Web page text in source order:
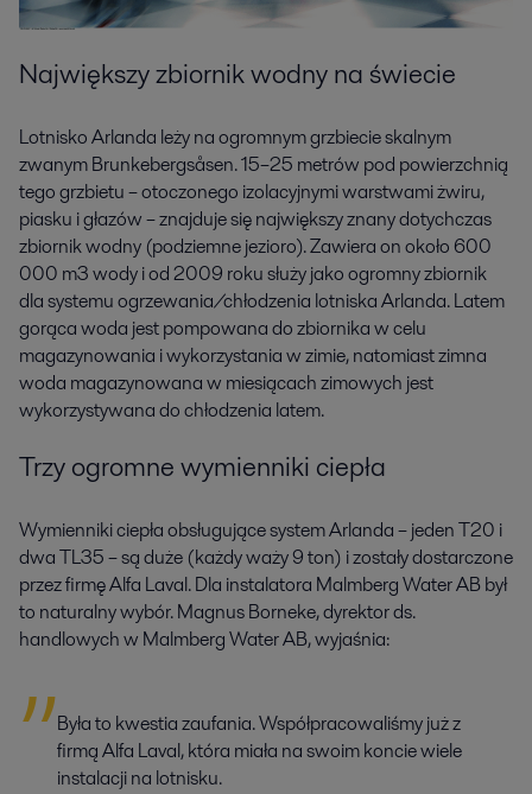
Największy zbiornik wodny na świecie
Lotnisko Arlanda leży na ogromnym grzbiecie skalnym
zwanym Brunkebergsåsen. 15–25 metrów pod powierzchnią
tego grzbietu – otoczonego izolacyjnymi warstwami żwiru,
piasku i głazów – znajduje się największy znany dotychczas
zbiornik wodny (podziemne jezioro). Zawiera on około 600
000 m3 wody i od 2009 roku służy jako ogromny zbiornik
dla systemu ogrzewania/chłodzenia lotniska Arlanda. Latem
gorąca woda jest pompowana do zbiornika w celu
magazynowania i wykorzystania w zimie, natomiast zimna
woda magazynowana w miesiącach zimowych jest
wykorzystywana do chłodzenia latem.
Trzy ogromne wymienniki ciepła
Wymienniki ciepła obsługujące system Arlanda – jeden T20 i
dwa TL35 – są duże (każdy waży 9 ton) i zostały dostarczone
przez firmę Alfa Laval. Dla instalatora Malmberg Water AB był
to naturalny wybór. Magnus Borneke, dyrektor ds.
handlowych w Malmberg Water AB, wyjaśnia:
Była to kwestia zaufania. Współpracowaliśmy już z
firmą Alfa Laval, która miała na swoim koncie wiele
instalacji na lotnisku.